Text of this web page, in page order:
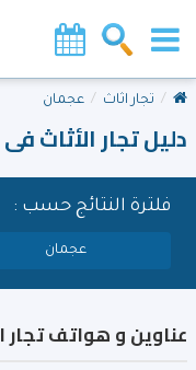
تجار اثاث عجمان
دليل تجار الأثاث
فلترة النتائج حسب :
عجمان
عناوين و هواتف تجار